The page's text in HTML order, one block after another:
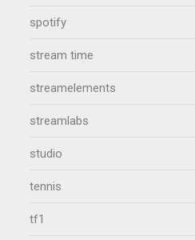
spotify
stream time
streamelements
streamlabs
studio
tennis
tf1